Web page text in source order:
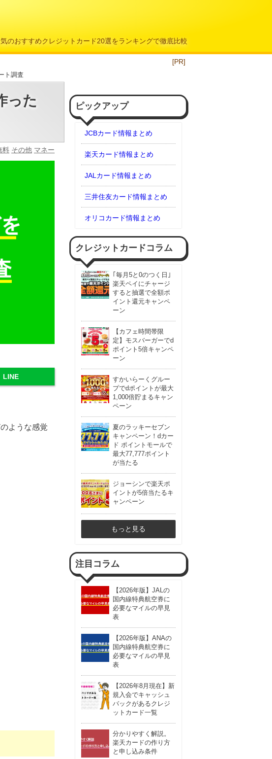
気のおすすめクレジットカード20選をランキングで徹底比較
[PR]
ト調査
った
料 その他 マネー
LINE
ような感覚
ピックアップ
JCBカード情報まとめ
楽天カード情報まとめ
JALカード情報まとめ
三井住友カード情報まとめ
オリコカード情報まとめ
クレジットカードコラム
｢毎月5と0のつく日｣
楽天ペイにチャージ
すると抽選で全額ポ
イント還元キャンペ
ーン
【カフェ時間帯限
定】モスバーガーでd
ポイント5倍キャンペ
ーン
すかいらーくグルー
プでdポイントが最大
1,000倍貯まるキャン
ペーン
夏のラッキーセブン
キャンペーン！dカー
ド ポイントモールで
最大77,777ポイント
が当たる
ジョーシンで楽天ポ
イントが5倍当たるキ
ャンペーン
もっと見る
注目コラム
【2026年版】JALの
国内線特典航空券に
必要なマイルの早見
表
【2026年版】ANAの
国内線特典航空券に
必要なマイルの早見
表
【2026年8月現在】新
規入会でキャッシュ
バックがあるクレジ
ットカード一覧
分かりやすく解説。
楽天カードの作り方
と申し込み条件